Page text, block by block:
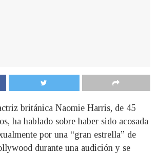
británica Naomie Harris, de 45
ha hablado sobre haber sido acosada
por una “gran estrella” de
durante una audición y se